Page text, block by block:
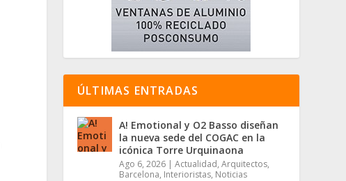
ÚLTIMAS ENTRADAS
A! Emotional y O2 Basso diseñan
la nueva sede del COGAC en la
icónica Torre Urquinaona
Ago 6, 2026 | Actualidad, Arquitectos,
Barcelona, Interioristas, Noticias